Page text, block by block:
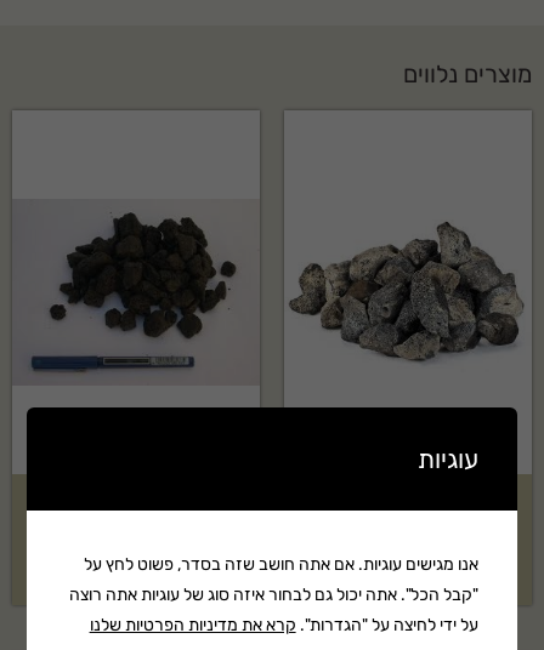
מוצרים נלווים
טוף אוברסייז שחור בשק 2 קוב
₪1,489
טוף שחור 4-20 בשק 2 קוב
₪1,489
עוגיות
אנו מגישים עוגיות. אם אתה חושב שזה בסדר, פשוט לחץ על
"קבל הכל". אתה יכול גם לבחור איזה סוג של עוגיות אתה רוצה
על ידי לחיצה על "הגדרות". קרא את מדיניות הפרטיות שלנו